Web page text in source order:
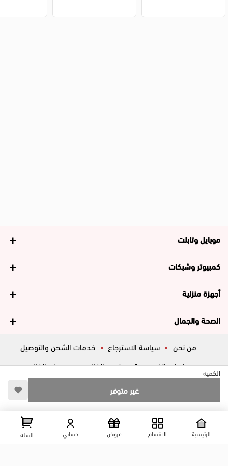
الكميه
غير متوفر
موبايل وتابلت
كمبيوتر وشبكات
أجهزة منزلية
الصحة والجمال
من نحن سياسة الاسترجاع
خدمات الشحن والتوصيل
سياسات الخصوصية
فروع الغزاوي
عروض الغزاوي
شارع المكاتب, الزقازيق , الشرقية, مصر عرض علي الخريطه
الرئيسية الاقسام عروض حسابي السله